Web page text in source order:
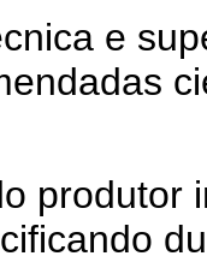
e
produtor